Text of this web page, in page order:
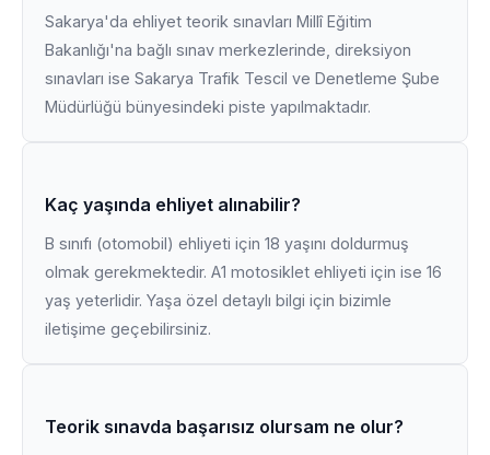
Sakarya'da ehliyet teorik sınavları Millî Eğitim
Bakanlığı'na bağlı sınav merkezlerinde, direksiyon
sınavları ise Sakarya Trafik Tescil ve Denetleme Şube
Müdürlüğü bünyesindeki piste yapılmaktadır.
Kaç yaşında ehliyet alınabilir?
B sınıfı (otomobil) ehliyeti için 18 yaşını doldurmuş
olmak gerekmektedir. A1 motosiklet ehliyeti için ise 16
yaş yeterlidir. Yaşa özel detaylı bilgi için bizimle
iletişime geçebilirsiniz.
Teorik sınavda başarısız olursam ne olur?